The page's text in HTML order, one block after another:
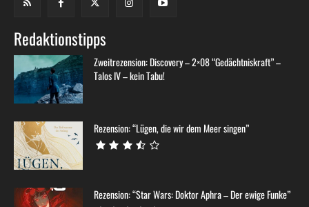
Redaktionstipps
Zweitrezension: Discovery – 2×08 “Gedächtniskraft” –
Talos IV – kein Tabu!
Rezension: “Lügen, die wir dem Meer singen”
Rezension: “Star Wars: Doktor Aphra – Der ewige Funke”